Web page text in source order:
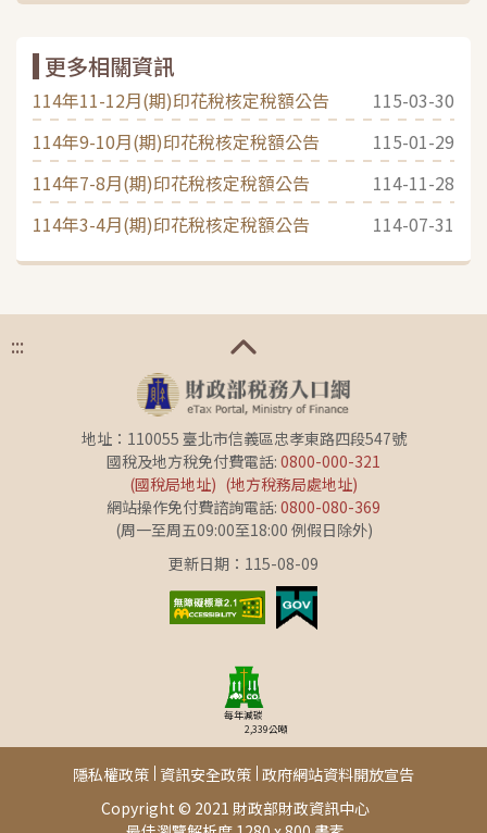
更多相關資訊
114年11-12月(期)印花稅核定稅額公告
115-03-30
114年9-10月(期)印花稅核定稅額公告
115-01-29
114年7-8月(期)印花稅核定稅額公告
114-11-28
114年3-4月(期)印花稅核定稅額公告
114-07-31
:::
地址：110055 臺北市信義區忠孝東路四段547號
國稅及地方稅免付費電話: 0800-000-321
(國稅局地址) (地方稅務局處地址)
網站操作免付費諮詢電話: 0800-080-369
(周一至周五09:00至18:00 例假日除外)
更新日期：115-08-09
每年減碳
2,339公噸
Copyright © 2021 財政部財政資訊中心
隱私權政策 資訊安全政策 政府網站資料開放宣告